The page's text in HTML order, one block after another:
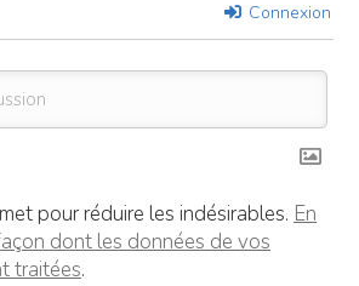
Connexion
pour réduire les indésirables. En
dont les données de vos
traitées.